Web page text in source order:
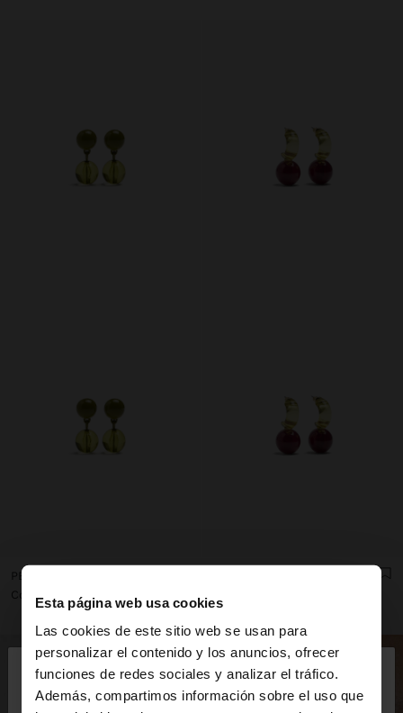
Esta página web usa cookies
Las cookies de este sitio web se usan para
personalizar el contenido y los anuncios, ofrecer
funciones de redes sociales y analizar el tráfico.
Además, compartimos información sobre el uso que
hola
Col$45900.00